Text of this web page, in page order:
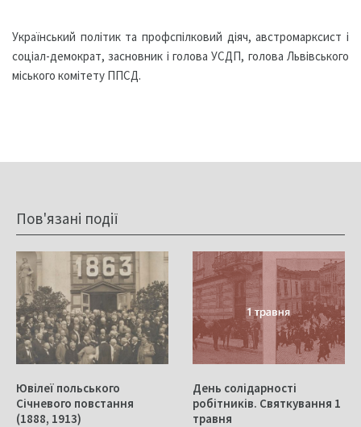
Український політик та профспілковий діяч, австромарксист і
соціал-демократ, засновник і голова УСДП, голова Львівського
міського комітету ППСД.
Пов'язані події
Ювілеї польського
Січневого повстання
(1888, 1913)
День солідарності
робітників. Святкування 1
травня